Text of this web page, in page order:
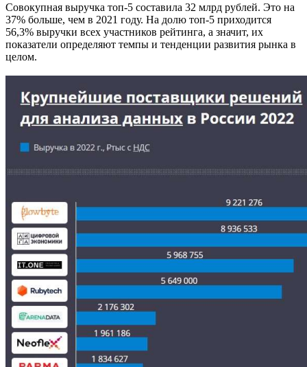
Совокупная выручка топ-5 составила 32 млрд рублей. Это на
37% больше, чем в 2021 году. На долю топ-5 приходится
56,3% выручки всех участников рейтинга, а значит, их
показатели определяют темпы и тенденции развития рынка в
целом.